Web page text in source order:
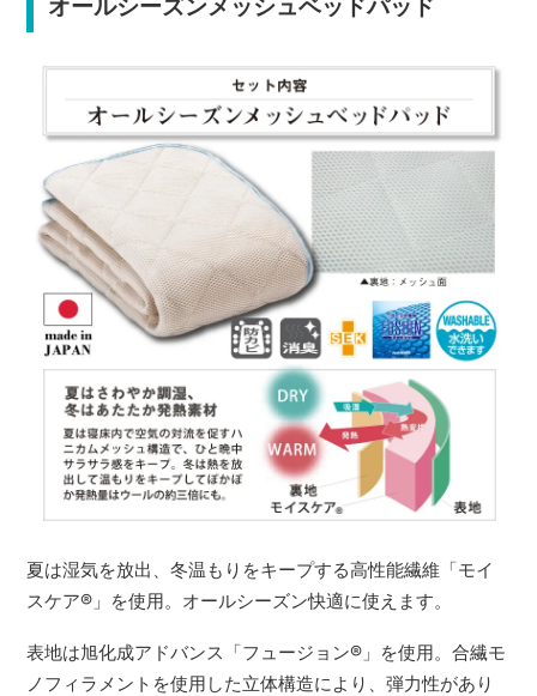
オールシーズンメッシュベッドパッド
夏は湿気を放出、冬温もりをキープする高性能繊維「モイ
スケア® 」を使用。オールシーズン快適に使えます。
表地は旭化成アドバンス「フュージョン® 」を使用。合繊モ
ノフィラメントを使用した立体構造により、弾力性があり